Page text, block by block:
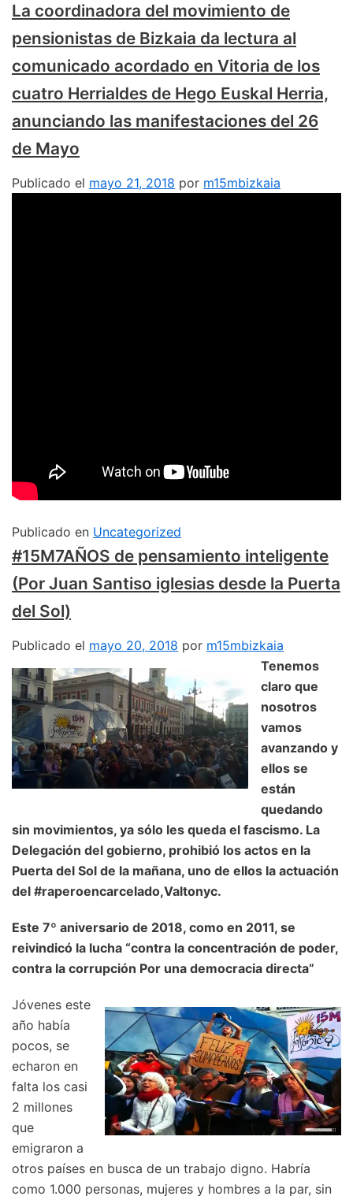
La coordinadora del movimiento de
pensionistas de Bizkaia da lectura al
comunicado acordado en Vitoria de los
cuatro Herrialdes de Hego Euskal Herria,
anunciando las manifestaciones del 26
de Mayo
Publicado el mayo 21, 2018 por m15mbizkaia
Publicado en Uncategorized
#15M7AÑOS de pensamiento inteligente
(Por Juan Santiso iglesias desde la Puerta
del Sol)
Publicado el mayo 20, 2018 por m15mbizkaia
Tenemos
claro que
nosotros
vamos
avanzando y
ellos se
están
quedando
sin movimientos, ya sólo les queda el fascismo. La
Delegación del gobierno, prohibió los actos en la
Puerta del Sol de la mañana, uno de ellos la actuación
del #raperoencarcelado,Valtonyc.
Este 7º aniversario de 2018, como en 2011, se
reivindicó la lucha “contra la concentración de poder,
contra la corrupción Por una democracia directa”
Jóvenes este
año había
pocos, se
echaron en
falta los casi
2 millones
que
emigraron a
otros países en busca de un trabajo digno. Habría
como 1.000 personas, mujeres y hombres a la par, sin